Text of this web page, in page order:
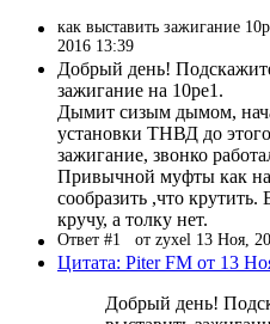
как выставить зажигание
2016 13:39
Добрый день!
зажигание на 10pe1.
Дымит сизым дымом,
установки ТНВД до
зажигание, звонко
Привычной муфты как на
сообразить ,что крутить.
кручу, а толку нет.
Ответ #1 от zyxel 13 Ноя,
Цитата: Piter FM от 13
Добрый день!